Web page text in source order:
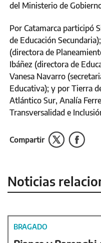
del Ministerio de
Por Catamarca participó
de Educación
(directora de
Ibáñez (directora de
Vanesa Navarro
Educativa); y por Tierra
Atlántico Sur, Analía
Transversalidad e
Compartir
Noticias
BRAGADO